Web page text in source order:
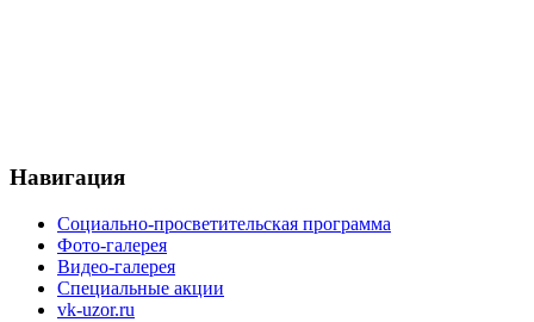
Навигация
Социально-просветительская программа
Фото-галерея
Видео-галерея
Специальные акции
vk-uzor.ru